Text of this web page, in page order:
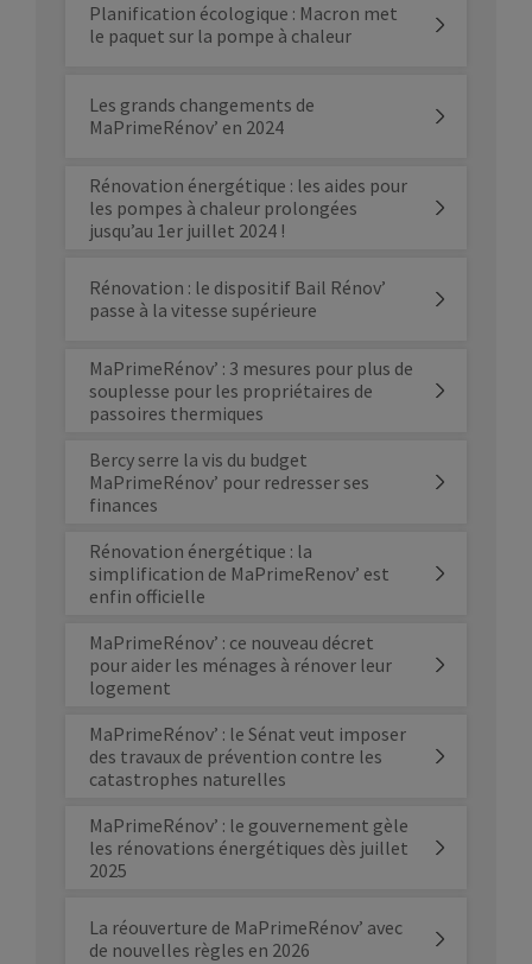
Planification écologique : Macron met
le paquet sur la pompe à chaleur
Les grands changements de
MaPrimeRénov’ en 2024
Rénovation énergétique : les aides pour
les pompes à chaleur prolongées
jusqu’au 1er juillet 2024 !
Rénovation : le dispositif Bail Rénov’
passe à la vitesse supérieure
MaPrimeRénov’ : 3 mesures pour plus de
souplesse pour les propriétaires de
passoires thermiques
Bercy serre la vis du budget
MaPrimeRénov’ pour redresser ses
finances
Rénovation énergétique : la
simplification de MaPrimeRenov’ est
enfin officielle
MaPrimeRénov’ : ce nouveau décret
pour aider les ménages à rénover leur
logement
MaPrimeRénov’ : le Sénat veut imposer
des travaux de prévention contre les
catastrophes naturelles
MaPrimeRénov’ : le gouvernement gèle
les rénovations énergétiques dès juillet
2025
La réouverture de MaPrimeRénov’ avec
de nouvelles règles en 2026